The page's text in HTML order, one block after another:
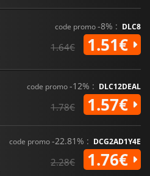
code promo-8% : DLC8
1.64€ 1.51€
code promo-12% : DLC12DEAL
1.78€ 1.57€
code promo-22.81% : DCG2AD1Y4E
2.28€ 1.76€